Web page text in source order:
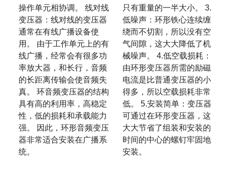
操作单元相协调。 线对线
变压器：线对线的变压器
通常在有线广播设备使
用。 由于工作单元上的有
线广播，经常会有很多功
率放大器，和长行，音频
的长距离传输会使音频失
真。 环音频变压器的结构
具有高的利用率，高稳定
性，低的损耗和承载能力
强。 因此，环形音频变压
器非常适合安装在广播系
统。
只有重量的一半大小。 3.
低噪声：环形铁心连续缠
绕而不切割，所以没有空
气间隙，这大大降低了机
械噪声。 4.低空载损耗：
由环形变压器所需的励磁
电流是比普通变压器的小
得多，所以空载损耗非常
低。 5.安装简单：变压器
可通过在环形变压器，这
大大节省了组装和安装的
时间的中心的螺钉牢固地
安装。